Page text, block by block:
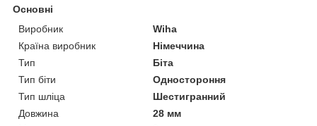
Основні
Виробник
Wiha
Країна виробник
Німеччина
Тип
Біта
Тип біти
Одностороння
Тип шліца
Шестигранний
Довжина
28 мм